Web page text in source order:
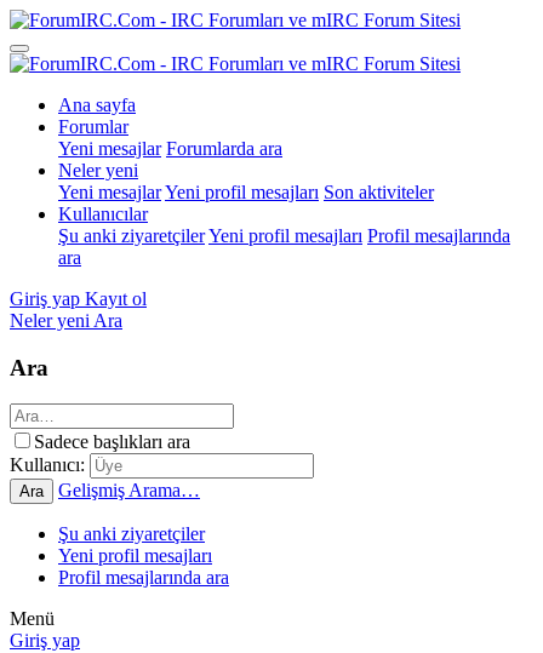
Ana sayfa
Forumlar
Yeni mesajlar Forumlarda ara
Neler yeni
Yeni mesajlarYeni profil mesajları Son aktiviteler
Kullanıcılar
Şu anki ziyaretçilerYeni profil mesajları Profil mesajlarında
ara
Giriş yap Kayıt ol
Neler yeni Ara
Ara
Sadece başlıkları ara
Kullanıcı:
Ara Gelişmiş Arama…
Şu anki ziyaretçiler
Yeni profil mesajları
Profil mesajlarında ara
Menü
Giriş yap